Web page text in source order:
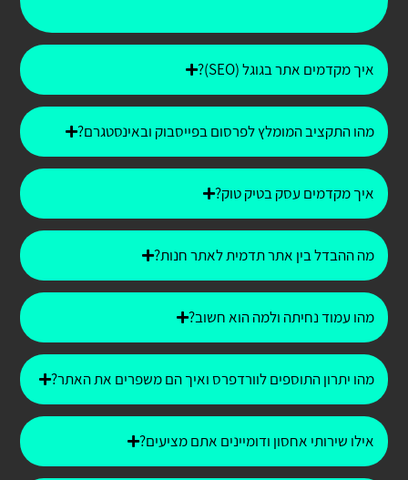
איך מקדמים אתר בגוגל (SEO)?
מהו התקציב המומלץ לפרסום בפייסבוק ובאינסטגרם?
איך מקדמים עסק בטיק טוק?
מה ההבדל בין אתר תדמית לאתר חנות?
מהו עמוד נחיתה ולמה הוא חשוב?
מהו יתרון התוספים לוורדפרס ואיך הם משפרים את האתר?
אילו שירותי אחסון ודומיינים אתם מציעים?